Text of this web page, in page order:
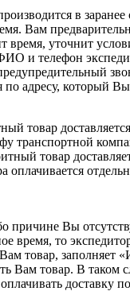
в
Вам
время, уточнит
и телефон
по адресу, который
товар
транспортной
товар
оплачивается
причине Вы
время, то
товар, заполняет
Вам товар. В таком
доставку